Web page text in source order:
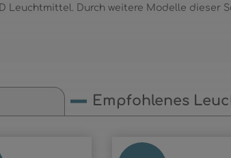
Leuchtmittel. Durch weitere Modelle dieser
Empfohlenes